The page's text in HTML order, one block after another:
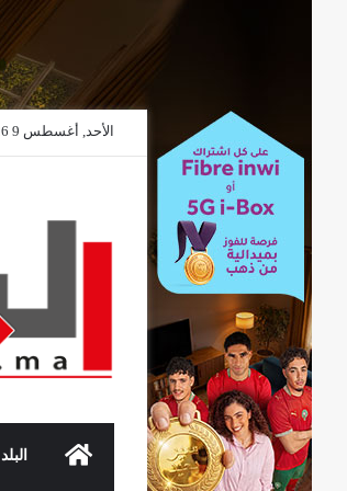
الأحد, أغسطس 9 2026
الرئيسيةالبلد